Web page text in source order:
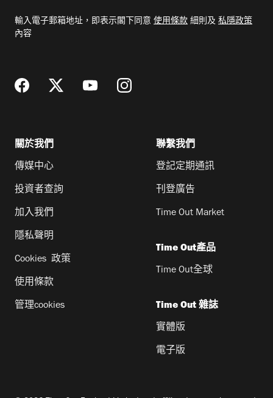
郵
輸入電子郵箱地址，即表示閣下同意 使用條款 細則及 私隱政策
內容
關於我們
傳媒中心
投資者查詢
加入我們
隱私聲明
Cookies 政策
使用條款
管理cookies
聯繫我們
登記定期通訊
刊登廣告
Time Out Market
Time Out產品
Time Out全球
Time Out 雜誌
實體版
電子版